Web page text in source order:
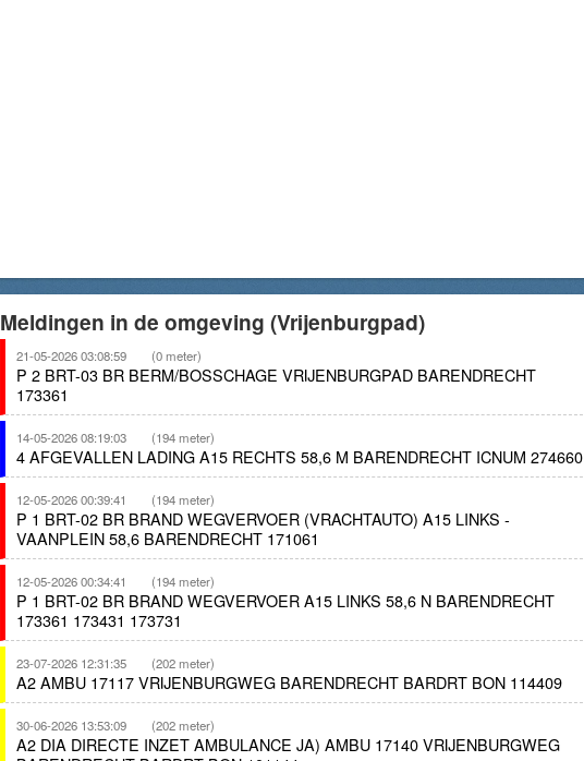
Meldingen in de omgeving (Vrijenburgpad)
21-05-2026 03:08:59 (0 meter)
P 2 BRT-03 BR BERM/BOSSCHAGE VRIJENBURGPAD BARENDRECHT
173361
14-05-2026 08:19:03 (194 meter)
4 AFGEVALLEN LADING A15 RECHTS 58,6 M BARENDRECHT ICNUM 274660
12-05-2026 00:39:41 (194 meter)
P 1 BRT-02 BR BRAND WEGVERVOER (VRACHTAUTO) A15 LINKS -
VAANPLEIN 58,6 BARENDRECHT 171061
12-05-2026 00:34:41 (194 meter)
P 1 BRT-02 BR BRAND WEGVERVOER A15 LINKS 58,6 N BARENDRECHT
173361 173431 173731
23-07-2026 12:31:35 (202 meter)
A2 AMBU 17117 VRIJENBURGWEG BARENDRECHT BARDRT BON 114409
30-06-2026 13:53:09 (202 meter)
A2 DIA DIRECTE INZET AMBULANCE JA) AMBU 17140 VRIJENBURGWEG